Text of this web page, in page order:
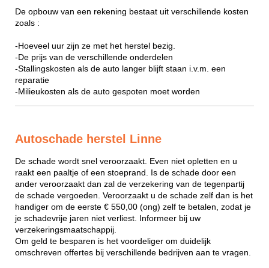
De opbouw van een rekening bestaat uit verschillende kosten
zoals :
-Hoeveel uur zijn ze met het herstel bezig.
-De prijs van de verschillende onderdelen
-Stallingskosten als de auto langer blijft staan i.v.m. een
reparatie
-Milieukosten als de auto gespoten moet worden
Autoschade herstel Linne
De schade wordt snel veroorzaakt. Even niet opletten en u
raakt een paaltje of een stoeprand. Is de schade door een
ander veroorzaakt dan zal de verzekering van de tegenpartij
de schade vergoeden. Veroorzaakt u de schade zelf dan is het
handiger om de eerste € 550,00 (ong) zelf te betalen, zodat je
je schadevrije jaren niet verliest. Informeer bij uw
verzekeringsmaatschappij.
Om geld te besparen is het voordeliger om duidelijk
omschreven offertes bij verschillende bedrijven aan te vragen.